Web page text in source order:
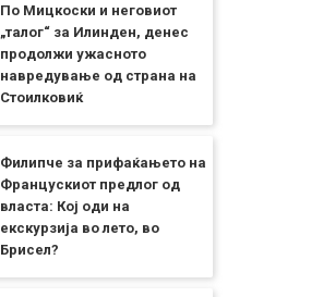
По Мицкоски и неговиот
„талог“ за Илинден, денес
продолжи ужасното
навредување од страна на
Стоилковиќ
Филипче за прифаќањето на
Францускиот предлог од
власта: Кој оди на
екскурзија во лето, во
Брисел?